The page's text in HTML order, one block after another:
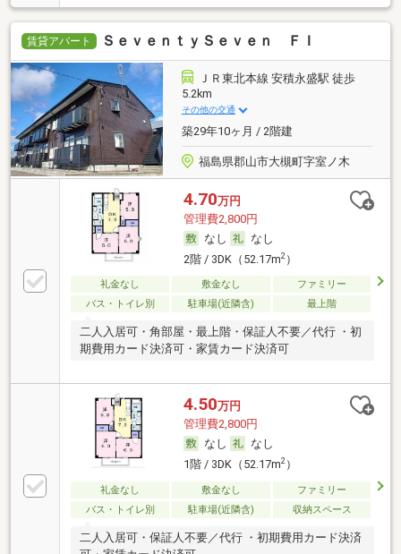
賃貸アパート ＳｅｖｅｎｔｙＳｅｖｅｎ ＦＩ
ＪＲ東北本線 安積永盛駅 徒歩
5.2km
その他の交通
築29年10ヶ月 / 2階建
福島県郡山市大槻町字室ノ木
4.70万円
管理費2,800円
なし
なし
2階 / 3DK（52.17m2）
礼金なし 敷金なし
ファミリー
バス・トイレ別
駐車場(近隣含) 最上階
二人入居可・角部屋・最上階・保証人不要／代行 ・初
期費用カード決済可・家賃カード決済可
4.50万円
管理費2,800円
なし
なし
1階 / 3DK（52.17m2）
礼金なし 敷金なし
ファミリー
バス・トイレ別
駐車場(近隣含) 収納スペース
二人入居可・保証人不要／代行 ・初期費用カード決済